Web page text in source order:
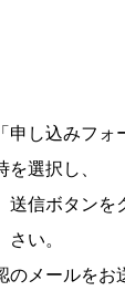
申し込みフォ
を選択し、
送信ボタンを
さい。
メールをお